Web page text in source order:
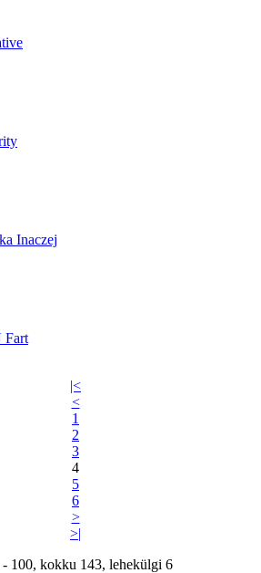
Inaczej
Fart
|<
<
1
2
3
4
5
6
>
>|
100, kokku 143, lehekülgi 6